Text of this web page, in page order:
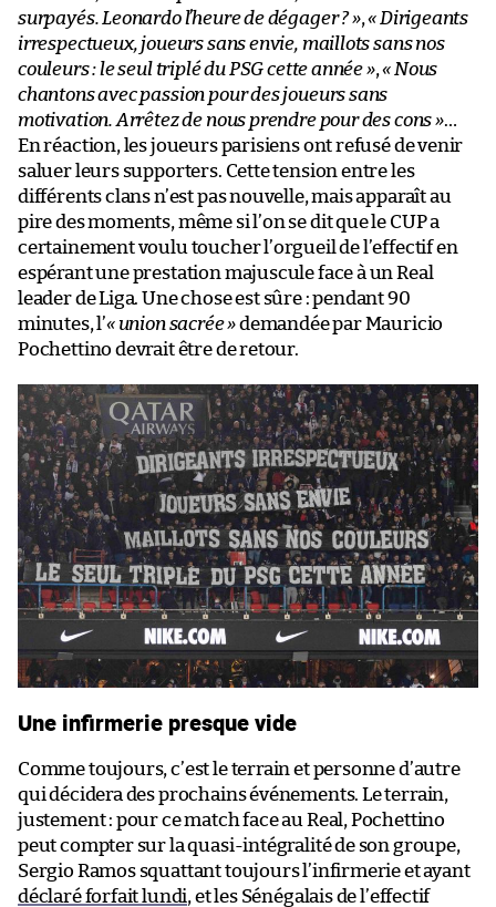
surpayés. Leonardo l’heure de dégager ? »,« Dirigeants
irrespectueux, joueurs sans envie, maillots sans nos
couleurs : le seul triplé du PSG cette année »,« Nous
chantons avec passion pour des joueurs sans
motivation. Arrêtez de nous prendre pour des cons »…
En réaction, les joueurs parisiens ont refusé de venir
saluer leurs supporters. Cette tension entre les
différents clans n’est pas nouvelle, mais apparaît au
pire des moments, même si l’on se dit que le CUP a
certainement voulu toucher l’orgueil de l’effectif en
espérant une prestation majuscule face à un Real
leader de Liga. Une chose est sûre : pendant 90
minutes, l’« union sacrée »demandée par Mauricio
Pochettino devrait être de retour.
Une infirmerie presque vide
Comme toujours, c’est le terrain et personne d’autre
qui décidera des prochains événements. Le terrain,
justement : pour ce match face au Real, Pochettino
peut compter sur la quasi-intégralité de son groupe,
Sergio Ramos squattant toujours l’infirmerie et ayant
déclaré forfait lundi, et les Sénégalais de l’effectif